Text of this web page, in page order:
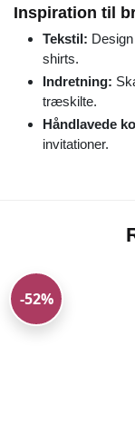
Inspiration til
Tekstil:
shirts.
Indretning:
træskilte.
Håndlavede
invitationer.
-52%